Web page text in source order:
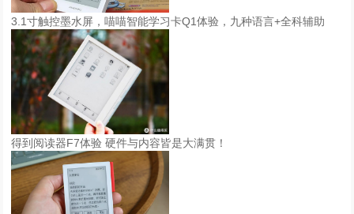
3.1寸触控墨水屏，喵喵智能学习卡Q1体验，九种语言+全科辅助
得到阅读器F7体验 硬件与内容皆是大满贯！